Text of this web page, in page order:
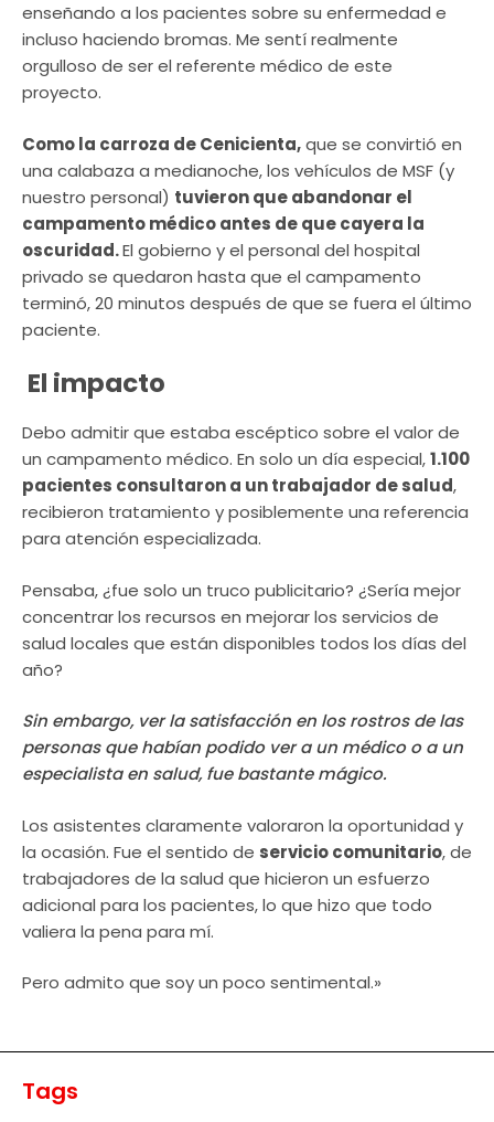
enseñando a los pacientes sobre su enfermedad e
incluso haciendo bromas. Me sentí realmente
orgulloso de ser el referente médico de este
proyecto.
Como la carroza de Cenicienta,que se convirtió en
una calabaza a medianoche, los vehículos de MSF (y
nuestro personal) tuvieron que abandonar el
campamento médico antes de que cayera la
oscuridad.El gobierno y el personal del hospital
privado se quedaron hasta que el campamento
terminó, 20 minutos después de que se fuera el último
paciente.
El impacto
Debo admitir que estaba escéptico sobre el valor de
un campamento médico. En solo un día especial,1.100
pacientes consultaron a un trabajador de salud,
recibieron tratamiento y posiblemente una referencia
para atención especializada.
Pensaba, ¿fue solo un truco publicitario? ¿Sería mejor
concentrar los recursos en mejorar los servicios de
salud locales que están disponibles todos los días del
año?
Sin embargo, ver la satisfacción en los rostros de las
personas que habían podido ver a un médico o a un
especialista en salud, fue bastante mágico.
Los asistentes claramente valoraron la oportunidad y
la ocasión. Fue el sentido de servicio comunitario, de
trabajadores de la salud que hicieron un esfuerzo
adicional para los pacientes, lo que hizo que todo
valiera la pena para mí.
Pero admito que soy un poco sentimental.»
Tags